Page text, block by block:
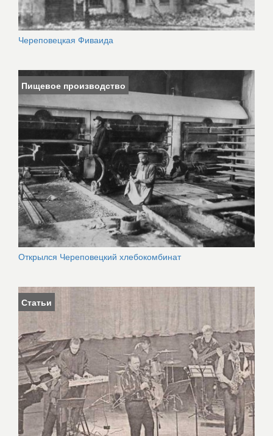
Череповецкая Фиваида
Пищевое производство
Открылся Череповецкий хлебокомбинат
Статьи